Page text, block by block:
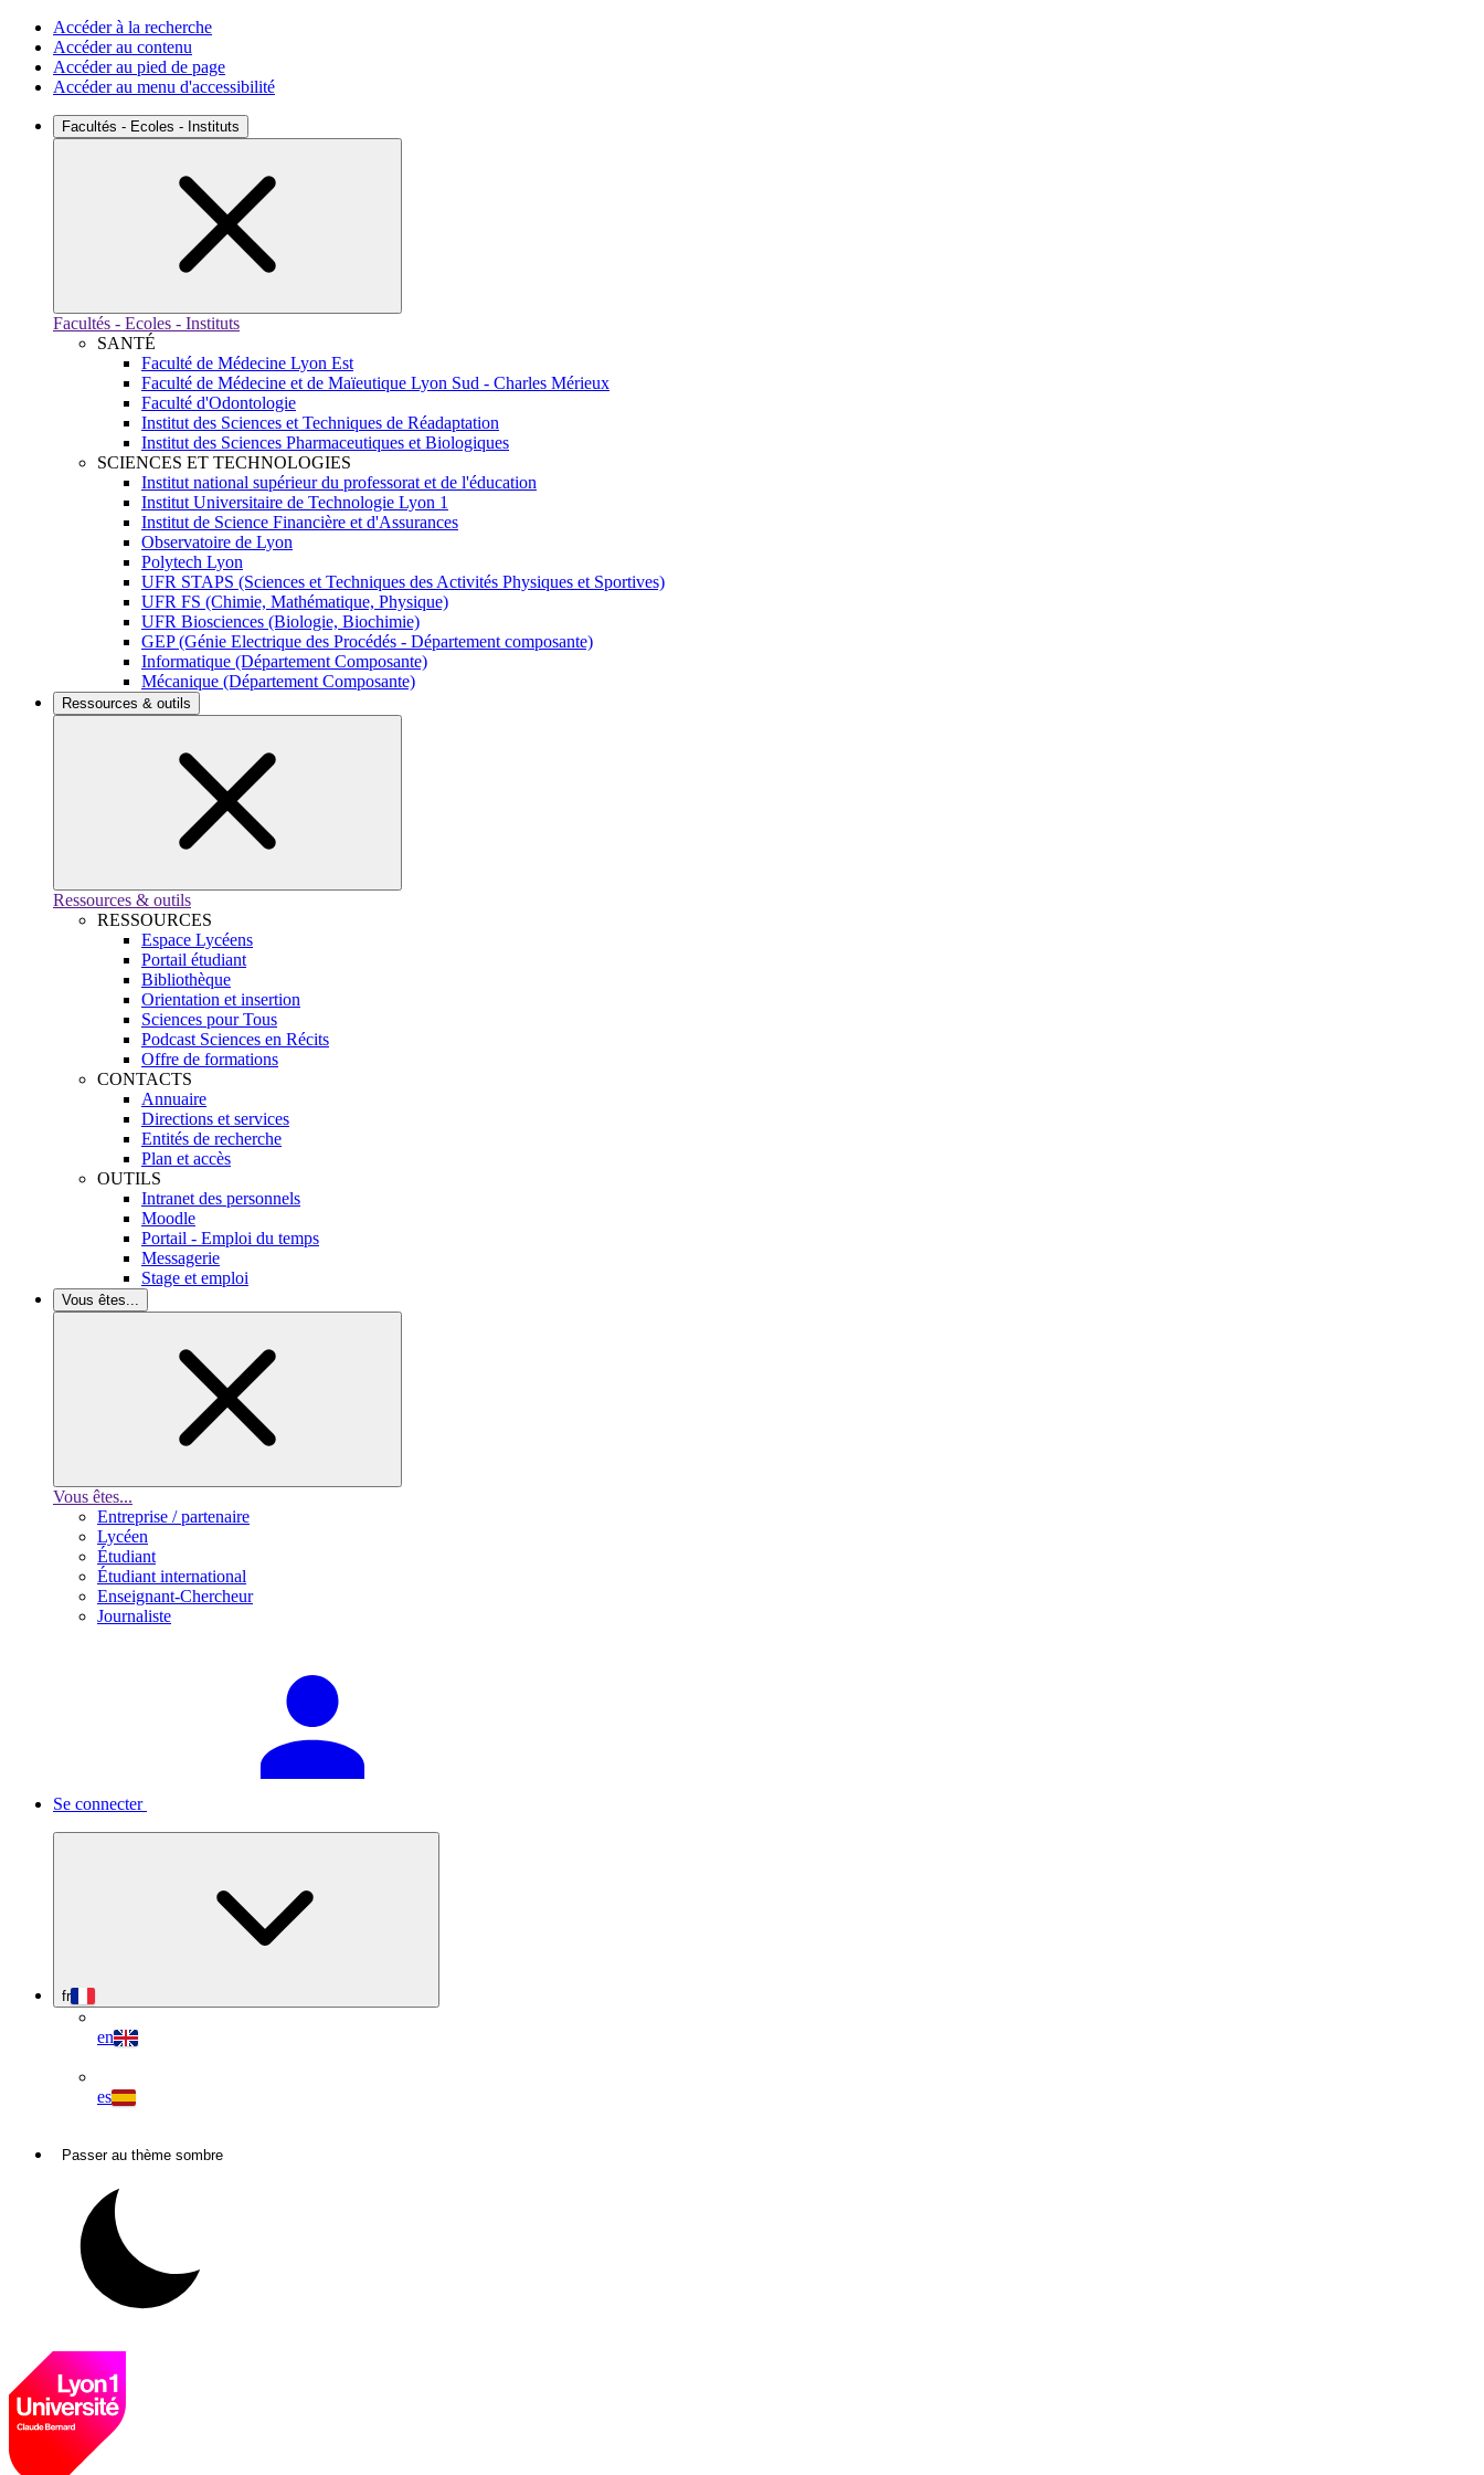
Accéder à la recherche
Accéder au contenu
Accéder au pied de page
Accéder au menu d'accessibilité
Facultés - Ecoles - Instituts
Facultés - Ecoles - Instituts
SANTÉ
Faculté de Médecine Lyon Est
Faculté de Médecine et de Maïeutique Lyon Sud - Charles Mérieux
Faculté d'Odontologie
Institut des Sciences et Techniques de Réadaptation
Institut des Sciences Pharmaceutiques et Biologiques
SCIENCES ET TECHNOLOGIES
Institut national supérieur du professorat et de l'éducation
Institut Universitaire de Technologie Lyon 1
Institut de Science Financière et d'Assurances
Observatoire de Lyon
Polytech Lyon
UFR STAPS (Sciences et Techniques des Activités Physiques et Sportives)
UFR FS (Chimie, Mathématique, Physique)
UFR Biosciences (Biologie, Biochimie)
GEP (Génie Electrique des Procédés - Département composante)
Informatique (Département Composante)
Mécanique (Département Composante)
Ressources & outils
Ressources & outils
RESSOURCES
Espace Lycéens
Portail étudiant
Bibliothèque
Orientation et insertion
Sciences pour Tous
Podcast Sciences en Récits
Offre de formations
CONTACTS
Annuaire
Directions et services
Entités de recherche
Plan et accès
OUTILS
Intranet des personnels
Moodle
Portail - Emploi du temps
Messagerie
Stage et emploi
Vous êtes...
Vous êtes...
Entreprise / partenaire
Lycéen
Étudiant
Étudiant international
Enseignant-Chercheur
Journaliste
Se connecter
fr
en
es
Passer au thème sombre